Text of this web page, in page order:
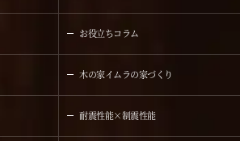
お役立ちコラム
木の家イムラの家づくり
耐震性能×制震性能